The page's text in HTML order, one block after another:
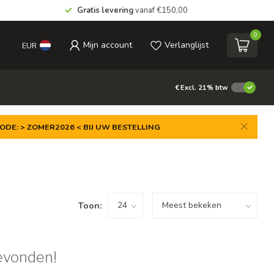
Gratis leveringvanaf €150,00
EUR Mijn account Verlanglijst
0
€Excl. 21% btw
> ZOMER2026 < BIJ UW BESTELLING
Toon: